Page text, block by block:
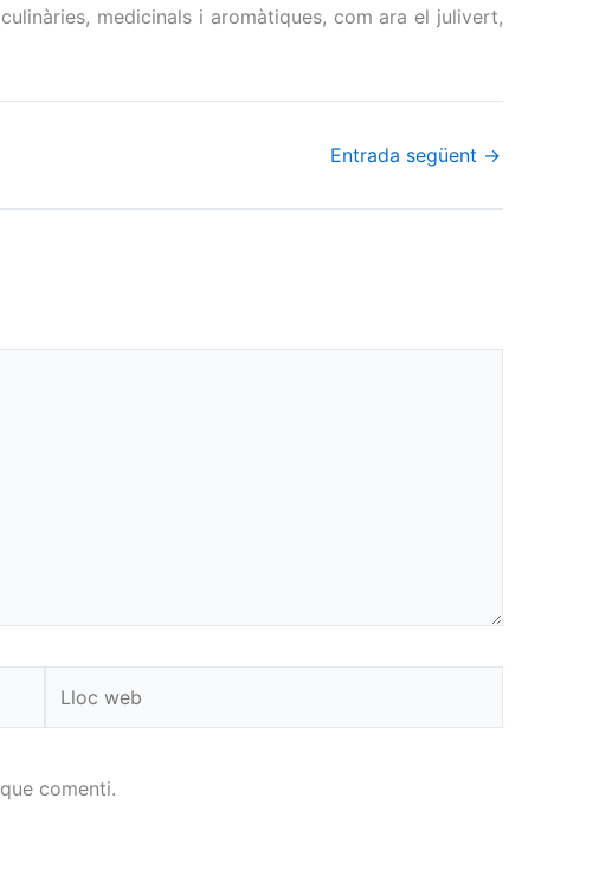
medicinals i aromàtiques, com ara el julivert,
Entrada següent →
web
comenti.